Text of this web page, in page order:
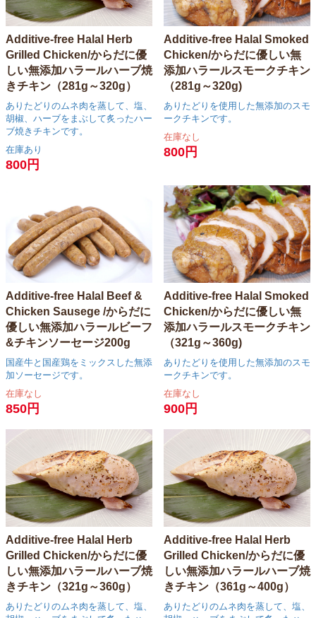
Additive-free Halal Herb
Grilled Chicken/からだに優
しい無添加ハラールハーブ焼
きチキン（281g～320g）
ありたどりのムネ肉を蒸して、塩、
胡椒、ハーブをまぶして炙ったハー
ブ焼きチキンです。
在庫あり
800円
Additive-free Halal Smoked
Chicken/からだに優しい無
添加ハラールスモークチキン
（281g～320g)
ありたどりを使用した無添加のスモ
ークチキンです。
在庫なし
800円
Additive-free Halal Beef &
Chicken Sausege /からだに
優しい無添加ハラールビーフ
&チキンソーセージ200g
国産牛と国産鶏をミックスした無添
加ソーセージです。
在庫なし
850円
Additive-free Halal Smoked
Chicken/からだに優しい無
添加ハラールスモークチキン
（321g～360g)
ありたどりを使用した無添加のスモ
ークチキンです。
在庫なし
900円
Additive-free Halal Herb
Grilled Chicken/からだに優
しい無添加ハラールハーブ焼
きチキン（321g～360g）
ありたどりのムネ肉を蒸して、塩、
Additive-free Halal Herb
Grilled Chicken/からだに優
しい無添加ハラールハーブ焼
きチキン（361g～400g）
ありたどりのムネ肉を蒸して、塩、